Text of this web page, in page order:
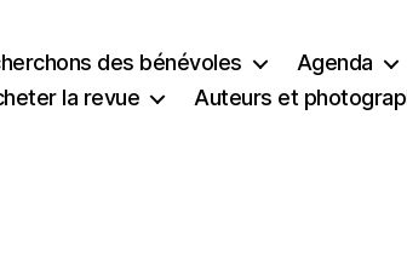
des bénévoles Agenda
la revue
Auteurs et